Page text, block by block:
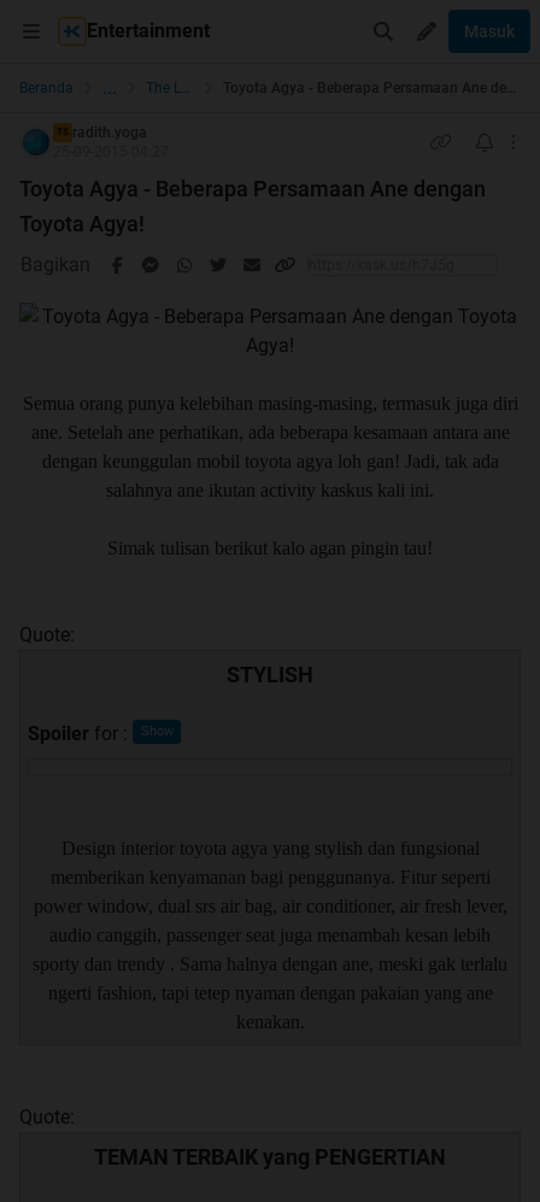
Entertainment Masuk
Beranda ... The Lounge Toyota Agya - Beberapa Persamaan Ane dengan Toyota Agya!
TS radith.yoga
Toyota Agya - Beberapa Persamaan Ane dengan
Toyota Agya!
Bagikan
Semua orang punya kelebihan masing-masing, termasuk juga diri
ane. Setelah ane perhatikan, ada beberapa kesamaan antara ane
dengan keunggulan mobil toyota agya loh gan! Jadi, tak ada
salahnya ane ikutan activity kaskus kali ini.
Simak tulisan berikut kalo agan pingin tau!
Quote:
STYLISH
Spoiler for
Design interior toyota agya yang stylish dan fungsional
memberikan kenyamanan bagi penggunanya. Fitur seperti
power window, dual srs air bag, air conditioner, air fresh lever,
audio canggih, passenger seat juga menambah kesan lebih
sporty dan trendy . Sama halnya dengan ane, meski gak terlalu
ngerti fashion, tapi tetep nyaman dengan pakaian yang ane
kenakan.
Quote:
TEMAN TERBAIK yang PENGERTIAN